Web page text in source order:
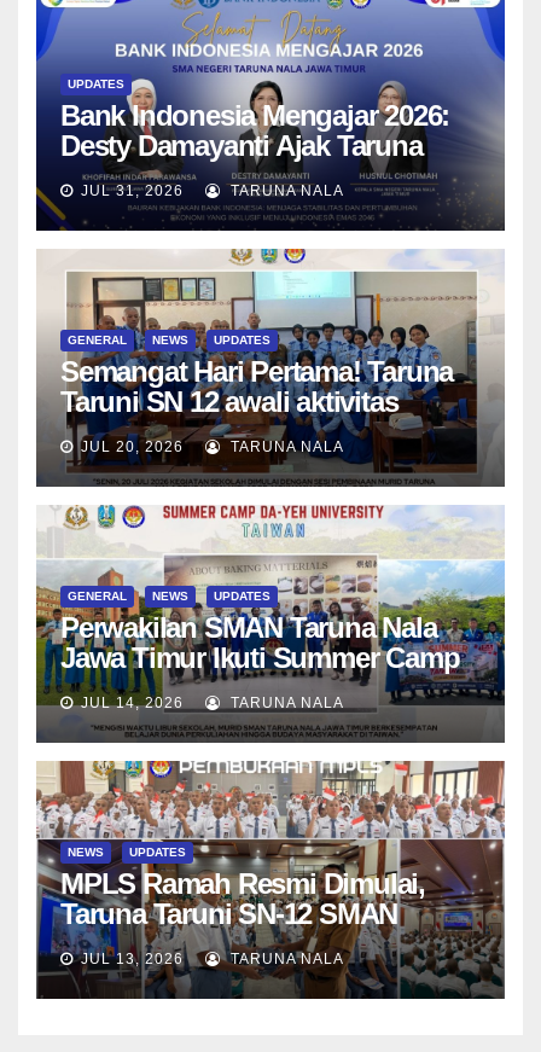
UPDATES
Bank Indonesia Mengajar 2026:
Desty Damayanti Ajak Taruna
SMAN Taruna Nala Jawa Timur
Menjadi Generasi Pemimpin
Berwawasan Global
JUL 31, 2026 TARUNA NALA
GENERAL NEWS UPDATES
Semangat Hari Pertama! Taruna
Taruni SN 12 awali aktivitas
bersama Wali Kelas dan Tes
Asesmen Diagnostik
JUL 20, 2026 TARUNA NALA
GENERAL NEWS UPDATES
Perwakilan SMAN Taruna Nala
Jawa Timur Ikuti Summer Camp
di Da-Yeh University, Taiwan
JUL 14, 2026 TARUNA NALA
NEWS UPDATES
MPLS Ramah Resmi Dimulai,
Taruna Taruni SN-12 SMAN
Taruna Nala Jawa Timur Siap
Menjalani Tahun Ajaran Baru
JUL 13, 2026 TARUNA NALA